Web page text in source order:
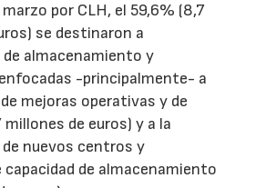
por CLH, el 59,6% (8,7
se destinaron a
almacenamiento y
-principalmente- a
mejoras operativas y de
millones de euros) y a la
nuevos centros y
capacidad de almacenamiento